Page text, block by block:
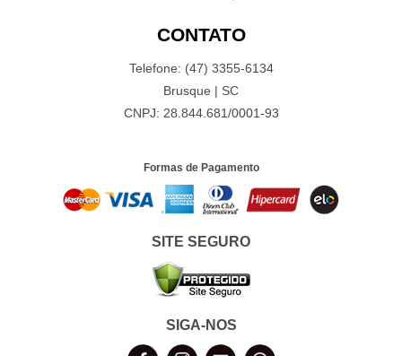
CONTATO
Telefone: (47) 3355-6134
Brusque | SC
CNPJ: 28.844.681/0001-93
Formas de Pagamento
SITE SEGURO
SIGA-NOS